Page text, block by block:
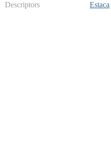
Descriptors
Estaca